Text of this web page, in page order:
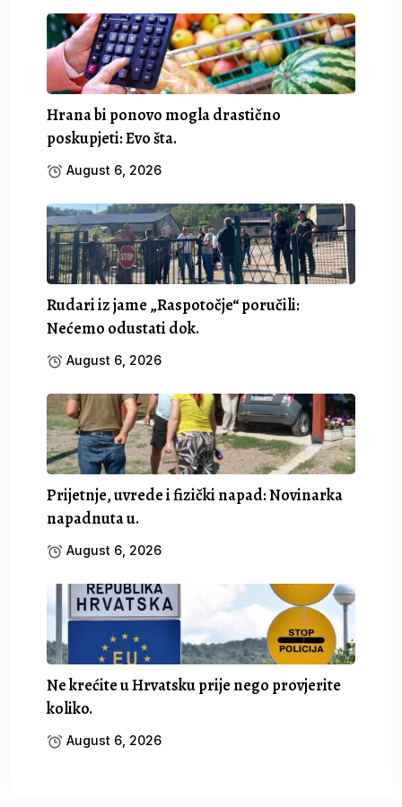
Hrana bi ponovo mogla drastično
poskupjeti: Evo šta.
August 6, 2026
Rudari iz jame „Raspotočje“ poručili:
Nećemo odustati dok.
August 6, 2026
Prijetnje, uvrede i fizički napad: Novinarka
napadnuta u.
August 6, 2026
Ne krećite u Hrvatsku prije nego provjerite
koliko.
August 6, 2026